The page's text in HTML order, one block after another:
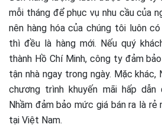
mỗi tháng để phục vụ nhu cầu của
nên hàng hóa của chúng tôi luôn
thì đều là hàng mới. Nếu quý
thành Hồ Chí Minh, công ty đảm
tận nhà ngay trong ngày. Mặc
chương trình khuyến mãi hấp dẫn
Nhầm đảm bảo mức giá bán ra là
tại Việt Nam.